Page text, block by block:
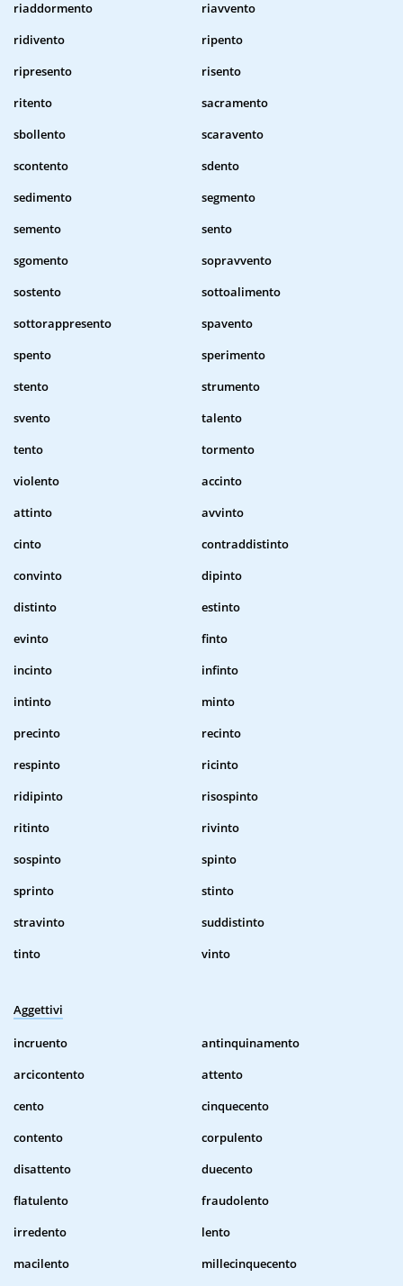
riaddormento
riavvento
ridivento
ripento
ripresento
risento
ritento
sacramento
sbollento
scaravento
scontento
sdento
sedimento
segmento
semento
sento
sgomento
sopravvento
sostento
sottoalimento
sottorappresento
spavento
spento
sperimento
stento
strumento
svento
talento
tento
tormento
violento
accinto
attinto
avvinto
cinto
contraddistinto
convinto
dipinto
distinto
estinto
evinto
finto
incinto
infinto
intinto
minto
precinto
recinto
respinto
ricinto
ridipinto
risospinto
ritinto
rivinto
sospinto
spinto
sprinto
stinto
stravinto
suddistinto
tinto
vinto
Aggettivi
incruento
antinquinamento
arcicontento
attento
cento
cinquecento
contento
corpulento
disattento
duecento
flatulento
fraudolento
irredento
lento
macilento
millecinquecento